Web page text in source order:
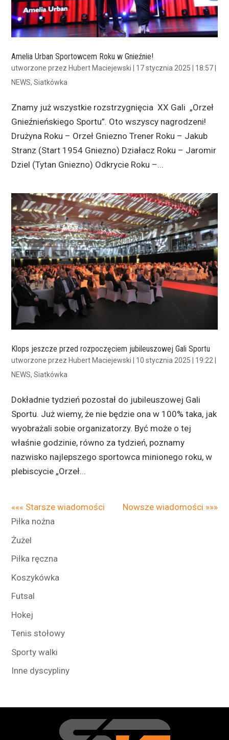
Amelia Urban Sportowcem Roku w Gnieźnie!
utworzone przezHubert Maciejewski | 17 stycznia 2025 | 18:57|
NEWS,Siatkówka
Znamy już wszystkie rozstrzygnięcia XX Gali „Orzeł
Gnieźnieńskiego Sportu”. Oto wszyscy nagrodzeni!
Drużyna Roku – Orzeł Gniezno Trener Roku – Jakub
Stranz (Start 1954 Gniezno) Działacz Roku – Jaromir
Dziel (Tytan Gniezno) Odkrycie Roku –...
Klops jeszcze przed rozpoczęciem jubileuszowej Gali Sportu
utworzone przez Hubert Maciejewski 10 stycznia 2025 | 19:22
NEWS,Siatkówka
Dokładnie tydzień pozostał do jubileuszowej Gali
Sportu. Już wiemy, że nie będzie ona w 100% taka, jak
wyobrażali sobie organizatorzy. Być może o tej
właśnie godzinie, równo za tydzień, poznamy
nazwisko najlepszego sportowca minionego roku, w
plebiscycie „Orzeł...
««« Starsze wiadomości
Nowsze wiadomości »»»
Piłka nożna
Żużel
Piłka ręczna
Koszykówka
Futsal
Hokej
Tenis stołowy
Sporty walki
Inne dyscypliny